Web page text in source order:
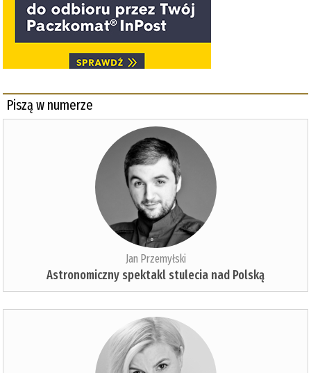
Piszą w numerze
Jan Przemyłski
Astronomiczny spektakl stulecia nad Polską